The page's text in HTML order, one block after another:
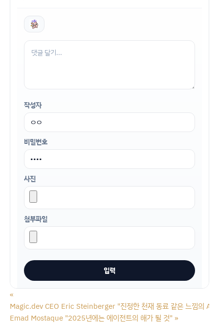
작성자
비밀번호
사진
첨부파일
«
Magic.dev CEO Eric Steinberger "진정한 천재 동료 같은 느낌의 AI
Emad Mostaque "2025년에는 에이전트의 해가 될 것" »